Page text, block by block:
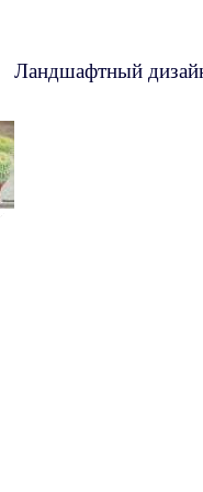
Ландшафтный